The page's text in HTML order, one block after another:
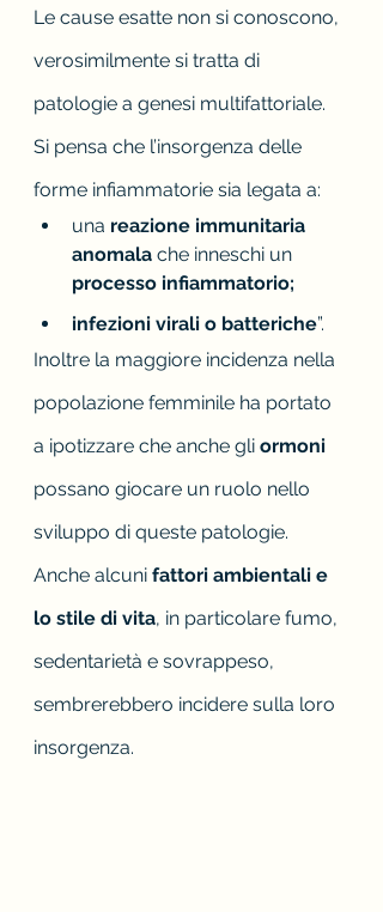
Le cause esatte non si conoscono,
verosimilmente si tratta di
patologie a genesi multifattoriale.
Si pensa che l’insorgenza delle
forme infiammatorie sia legata a:
una reazione immunitaria
anomala che inneschi un
processo infiammatorio;
infezioni virali o batteriche”.
Inoltre la maggiore incidenza nella
popolazione femminile ha portato
a ipotizzare che anche gli ormoni
possano giocare un ruolo nello
sviluppo di queste patologie.
Anche alcuni fattori ambientali e
lo stile di vita, in particolare fumo,
sedentarietà e sovrappeso,
sembrerebbero incidere sulla loro
insorgenza.